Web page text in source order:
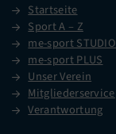
Startseite
Sport A – Z
me-sport STUDIO
me-sport PLUS
Unser Verein
Mitgliederservice
Verantwortung